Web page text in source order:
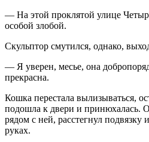
— На этой проклятой улице
особой злобой.
Скульптор смутился, однако,
— Я уверен, месье, она
прекрасна.
Кошка перестала вылизываться,
подошла к двери и принюхалась.
рядом с ней, расстегнул подвязку
руках.